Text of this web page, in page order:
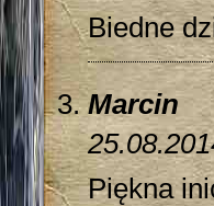
Biedne
Marcin
Piękna